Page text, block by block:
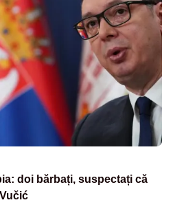
doi bărbați, suspectați că